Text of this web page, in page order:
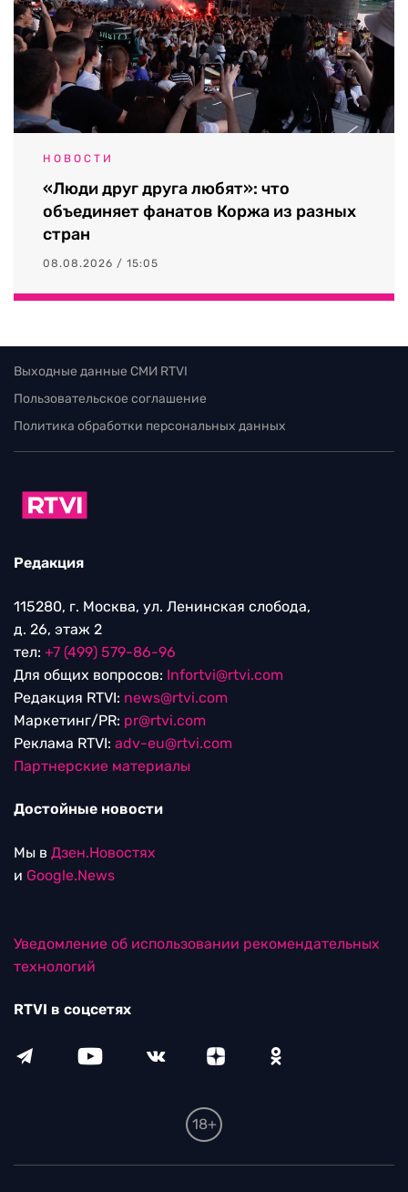
НОВОСТИ
«Люди друг друга любят»: что
объединяет фанатов Коржа из разных
стран
08.08.2026 / 15:05
Выходные данные СМИ RTVI
Пользовательское соглашение
Политика обработки персональных данных
Редакция
115280, г. Москва, ул. Ленинская слобода,
д. 26, этаж 2
тел: +7 (499) 579-86-96
Для общих вопросов: Infortvi@rtvi.com
Редакция RTVI: news@rtvi.com
Маркетинг/PR: pr@rtvi.com
Реклама RTVI: adv-eu@rtvi.com
Партнерские материалы
Достойные новости
Мы в Дзен.Новостях
и Google.News
Уведомление об использовании рекомендательных
технологий
RTVI в соцсетях
18+